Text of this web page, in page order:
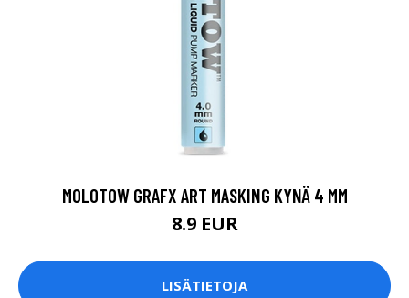
MOLOTOW GRAFX ART MASKING KYNÄ 4 MM
8.9 EUR
LISÄTIETOJA